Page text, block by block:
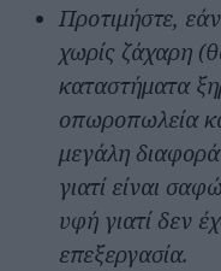
Προτιμήστε,
χωρίς ζάχαρη
καταστήματα
οπωροπωλεία
μεγάλη
γιατί είναι
υφή γιατί δεν
επεξεργασία.